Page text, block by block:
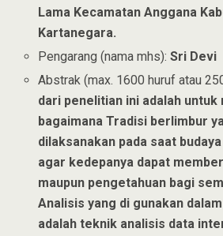
Lama Kecamatan Anggana
Kartanegara.
Pengarang (nama mhs):Sri Devi
Abstrak (max. 1600 huruf atau
dari penelitian ini adalah untuk
bagaimana Tradisi berlimbur
dilaksanakan pada saat
agar kedepanya dapat
maupun pengetahuan bagi
Analisis yang di gunakan
adalah teknik analisis data